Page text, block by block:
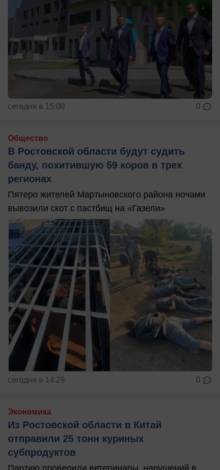
сегодня в 15:00 0
Общество
В Ростовской области будут судить
банду, похитившую 59 коров в трех
регионах
Пятеро жителей Мартыновского района ночами
вывозили скот с пастбищ на «Газели»
сегодня в 14:29 0
Экономика
Из Ростовской области в Китай
отправили 25 тонн куриных
субпродуктов
Партию проверили ветеринары, нарушений в